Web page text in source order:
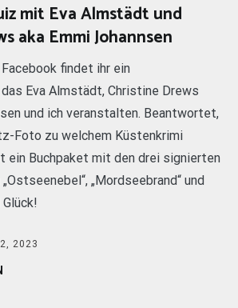
mit Eva Almstädt und
aka Emmi Johannsen
findet ihr ein
Eva Almstädt, Christine Drews
und ich veranstalten. Beantwortet,
Foto zu welchem Küstenkrimi
ein Buchpaket mit den drei signierten
„Mordseebrand“ und
2023